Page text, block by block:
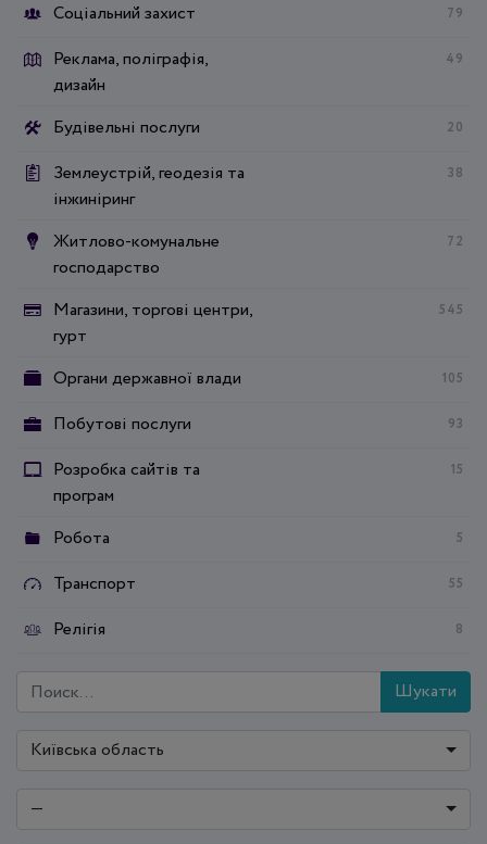
Соціальний захист 79
Реклама, поліграфія,
дизайн
49
Будівельні послуги 20
Землеустрій, геодезія та
інжиніринг
38
Житлово-комунальне
господарство
72
Магазини, торгові центри,
гурт
545
Органи державної влади 105
Побутові послуги 93
Розробка сайтів та
програм
15
Робота 5
Транспорт 55
Релігія 8
Шукати
Київська область
—